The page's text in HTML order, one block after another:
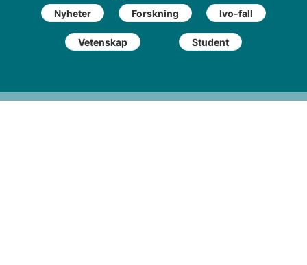
Nyheter Forskning Ivo-fall
Vetenskap Student